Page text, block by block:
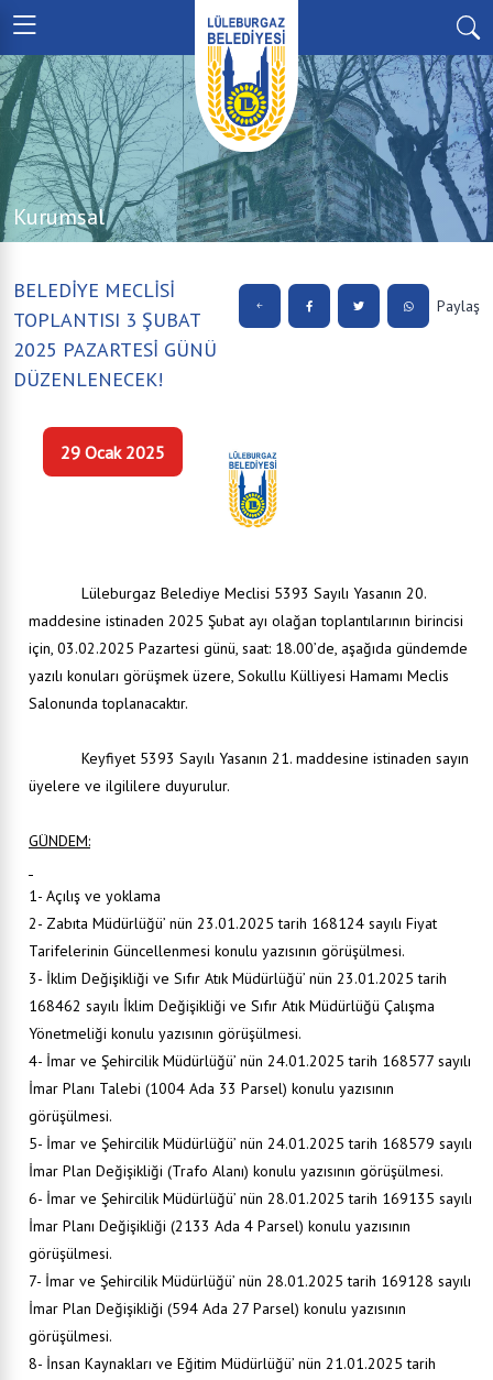
Kurumsal
BELEDİYE MECLİSİ
TOPLANTISI 3 ŞUBAT
2025 PAZARTESİ GÜNÜ
DÜZENLENECEK!
Paylaş
29 Ocak 2025
Lüleburgaz Belediye Meclisi 5393 Sayılı Yasanın 20.
maddesine istinaden 2025 Şubat ayı olağan toplantılarının birincisi
için, 03.02.2025 Pazartesi günü, saat: 18.00’de, aşağıda gündemde
yazılı konuları görüşmek üzere, Sokullu Külliyesi Hamamı Meclis
Salonunda toplanacaktır.
Keyfiyet 5393 Sayılı Yasanın 21. maddesine istinaden sayın
üyelere ve ilgililere duyurulur.
GÜNDEM:
1- Açılış ve yoklama
2- Zabıta Müdürlüğü’ nün 23.01.2025 tarih 168124 sayılı Fiyat
Tarifelerinin Güncellenmesi konulu yazısının görüşülmesi.
3- İklim Değişikliği ve Sıfır Atık Müdürlüğü’ nün 23.01.2025 tarih
168462 sayılı İklim Değişikliği ve Sıfır Atık Müdürlüğü Çalışma
Yönetmeliği konulu yazısının görüşülmesi.
4- İmar ve Şehircilik Müdürlüğü’ nün 24.01.2025 tarih 168577 sayılı
İmar Planı Talebi (1004 Ada 33 Parsel) konulu yazısının
görüşülmesi.
5- İmar ve Şehircilik Müdürlüğü’ nün 24.01.2025 tarih 168579 sayılı
İmar Plan Değişikliği (Trafo Alanı) konulu yazısının görüşülmesi.
6- İmar ve Şehircilik Müdürlüğü’ nün 28.01.2025 tarih 169135 sayılı
İmar Planı Değişikliği (2133 Ada 4 Parsel) konulu yazısının
görüşülmesi.
7- İmar ve Şehircilik Müdürlüğü’ nün 28.01.2025 tarih 169128 sayılı
İmar Plan Değişikliği (594 Ada 27 Parsel) konulu yazısının
görüşülmesi.
8- İnsan Kaynakları ve Eğitim Müdürlüğü’ nün 21.01.2025 tarih